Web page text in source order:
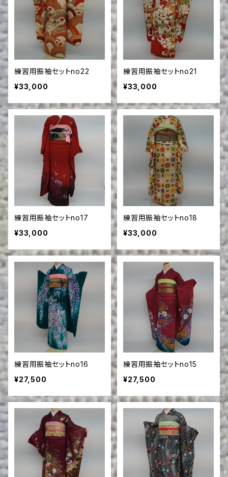
練習用振袖セットno22
¥33,000
練習用振袖セットno21
¥33,000
練習用振袖セットno17
¥33,000
練習用振袖セットno18
¥33,000
練習用振袖セットno16
¥27,500
練習用振袖セットno15
¥27,500